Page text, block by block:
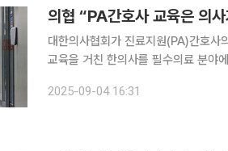
의협 “PA간호사 교육은 의
대한의사협회가 진료지원(PA)간호사
교육을 거친 한의사를 필수의료 분야
사의 지시 및 감독하에 이루어져야
2025-09-04 16:31